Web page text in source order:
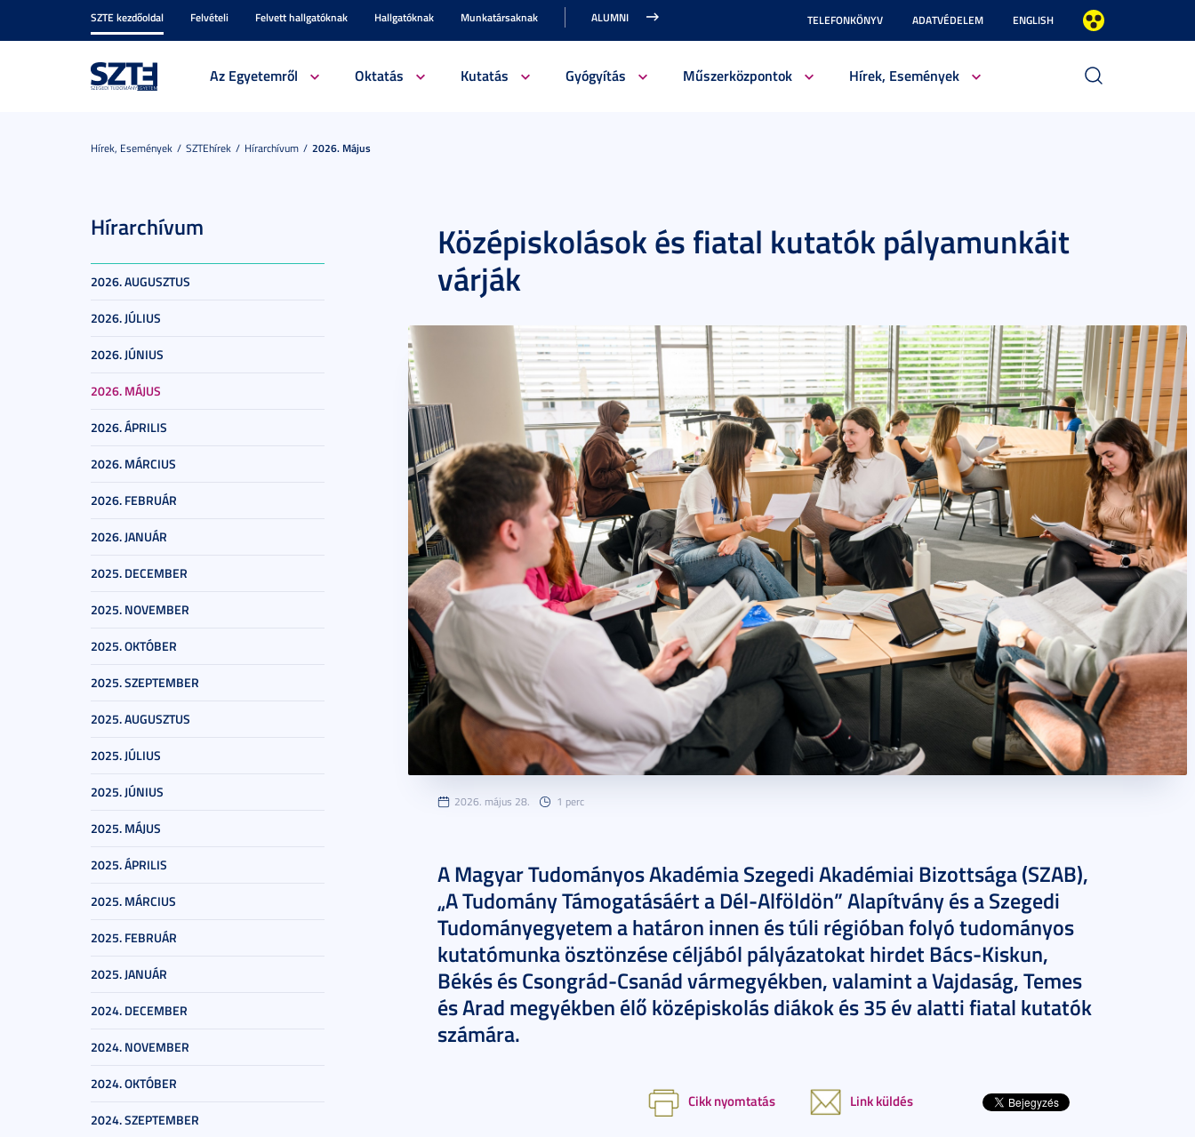
SZTE kezdőoldal Felvételi Felvett hallgatóknak Hallgatóknak Munkatársaknak ALUMNI TELEFONKÖNYV ADATVÉDELEM ENGLISH
Az Egyetemről Oktatás Kutatás Gyógyítás Műszerközpontok Hírek, Események
Hírek, Események SZTEhírek Hírarchívum 2026. Május
Hírarchívum
2026. AUGUSZTUS
2026. JÚLIUS
2026. JÚNIUS
2026. MÁJUS
2026. ÁPRILIS
2026. MÁRCIUS
2026. FEBRUÁR
2026. JANUÁR
2025. DECEMBER
2025. NOVEMBER
2025. OKTÓBER
2025. SZEPTEMBER
2025. AUGUSZTUS
2025. JÚLIUS
2025. JÚNIUS
2025. MÁJUS
2025. ÁPRILIS
2025. MÁRCIUS
2025. FEBRUÁR
2025. JANUÁR
2024. DECEMBER
2024. NOVEMBER
2024. OKTÓBER
2024. SZEPTEMBER
Középiskolások és fiatal kutatók pályamunkáit
várják
2026. május 28. 1 perc
A Magyar Tudományos Akadémia Szegedi Akadémiai Bizottsága (SZAB),
„A Tudomány Támogatásáért a Dél-Alföldön” Alapítvány és a Szegedi
Tudományegyetem a határon innen és túli régióban folyó tudományos
kutatómunka ösztönzése céljából pályázatokat hirdet Bács-Kiskun,
Békés és Csongrád-Csanád vármegyékben, valamint a Vajdaság, Temes
és Arad megyékben élő középiskolás diákok és 35 év alatti fiatal kutatók
számára.
Cikk nyomtatás Link küldés